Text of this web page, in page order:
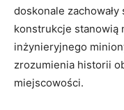
​doskonale⁤
konstrukcje stanowią
inżynieryjnego
zrozumienia historii
miejscowości.